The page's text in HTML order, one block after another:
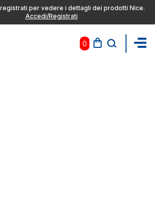
per vedere i dettagli dei prodotti Nice.
Accedi/Registrati
0